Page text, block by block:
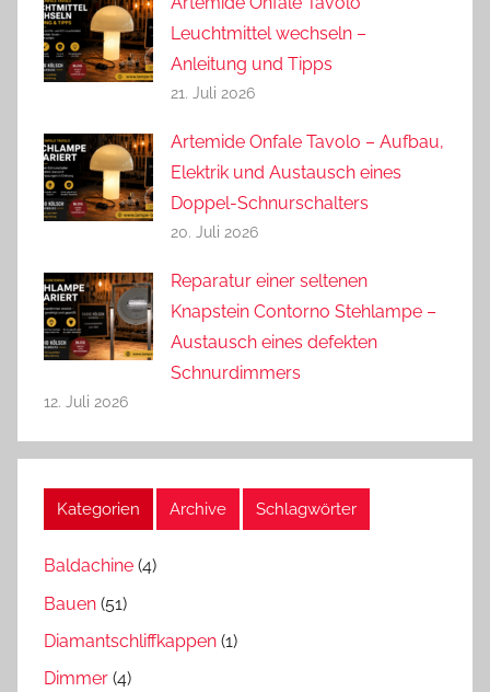
Leuchtmittel wechseln –
Anleitung und Tipps
21. Juli 2026
Artemide Onfale Tavolo – Aufbau,
Elektrik und Austausch eines
Doppel-Schnurschalters
20. Juli 2026
Reparatur einer seltenen
Knapstein Contorno Stehlampe –
Austausch eines defekten
Schnurdimmers
12. Juli 2026
Kategorien Archive Schlagwörter
Baldachine (4)
Bauen (51)
Diamantschliffkappen (1)
Dimmer (4)